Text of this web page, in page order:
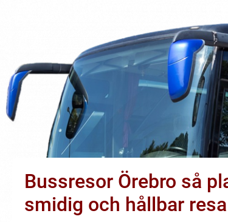
Bussresor Örebro så planerar du en
smidig och hållbar resa